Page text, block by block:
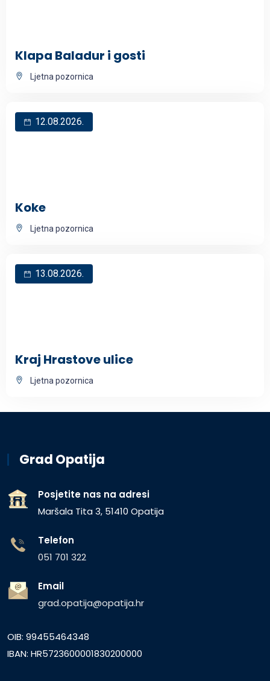
Klapa Baladur i gosti
Ljetna pozornica
12.08.2026.
Koke
Ljetna pozornica
13.08.2026.
Kraj Hrastove ulice
Ljetna pozornica
Grad Opatija
Posjetite nas na adresi
Maršala Tita 3, 51410 Opatija
Telefon
051 701 322
Email
grad.opatija@opatija.hr
OIB: 99455464348
IBAN: HR5723600001830200000